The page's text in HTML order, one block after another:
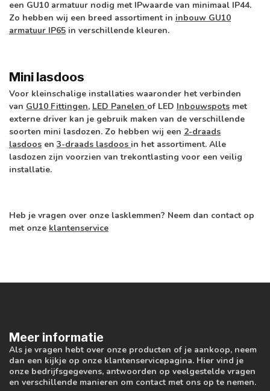
een GU10 armatuur nodig met IPwaarde van minimaal IP44.
Zo hebben wij een breed assortiment in inbouw GU10
armatuur IP65 in verschillende kleuren.
Mini lasdoos
Voor kleinschalige installaties waaronder het verbinden
van GU10 Fittingen, LED Panelen of LED Inbouwspots met
externe driver kan je gebruik maken van de verschillende
soorten mini lasdozen. Zo hebben wij een 2-draads
lasdoos en 3-draads lasdoos in het assortiment. Alle
lasdozen zijn voorzien van trekontlasting voor een veilig
installatie.
Heb je vragen over onze lasklemmen? Neem dan contact op
met onze klantenservice
Meer informatie
Als je vragen hebt over onze producten of je aankoop, neem
dan een kijkje op onze klantenservicepagina. Hier vind je
onze bedrijfsgegevens, antwoorden op veelgestelde vragen
en verschillende manieren om contact met ons op te nemen.